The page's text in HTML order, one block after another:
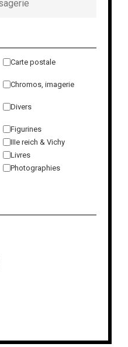
Carte postale
Chromos, imagerie
Divers
Figurines
IIIe reich & Vichy
Livres
Photographies